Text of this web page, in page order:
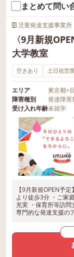
まとめて問い
児童発達支援事業所
〈9月新規
大学教室
空きあり 土日祝営
エリア 東京都>
障害種別
発達障害
受け入れ年齢未就学
【9月新規OPEN予
より徒歩3分 ・ご家
充実 ・保育所等訪問
専門的な発達支援の